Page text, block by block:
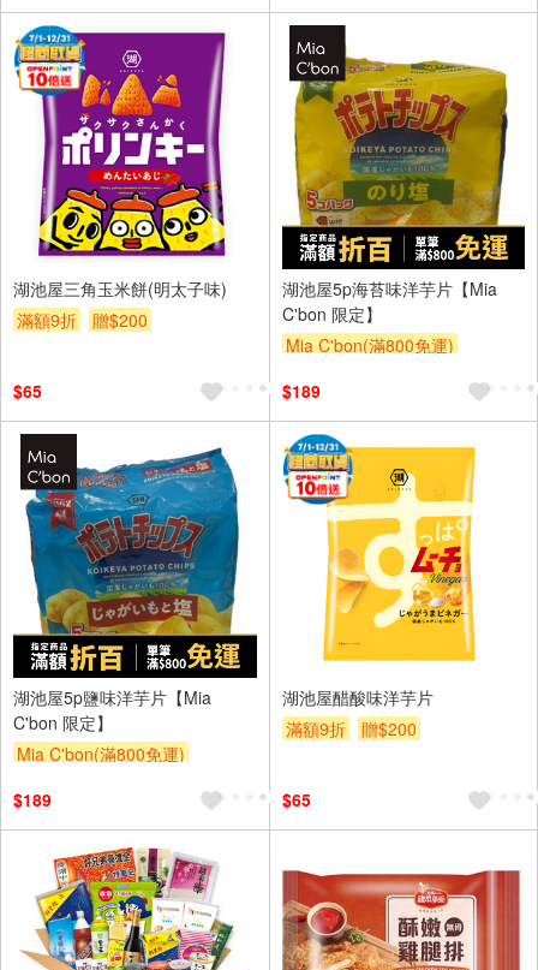
湖池屋三角玉米餅(明太子味)
滿額9折
贈$200
$65
湖池屋5p海苔味洋芋片【Mia
C'bon 限定】
Mia C'bon(滿800免運)
$189
湖池屋5p鹽味洋芋片【Mia
C'bon 限定】
Mia C'bon(滿800免運)
$189
湖池屋醋酸味洋芋片
滿額9折
贈$200
$65